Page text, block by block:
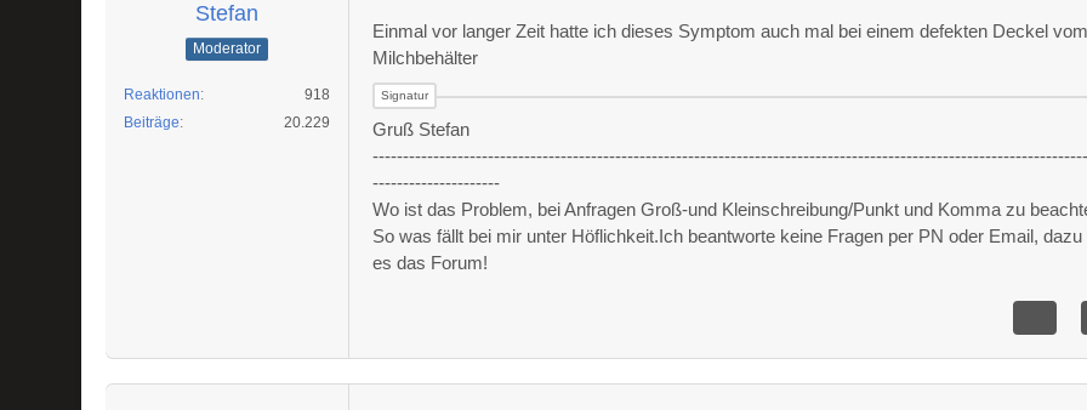
Stefan
Moderator
Reaktionen
918
Beiträge
20.229
Einmal vor langer Zeit hatte ich dieses Symptom auch mal bei einem defekten Deckel
Milchbehälter
Gruß Stefan
---------------------
Wo ist das Problem, bei Anfragen Groß-und Kleinschreibung/Punkt und Komma zu
So was fällt bei mir unter Höflichkeit.Ich beantworte keine Fragen per PN oder Email, dazu
es das Forum!